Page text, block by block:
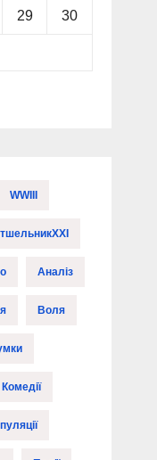
29 30
WWIII
Аналіз
Воля
Комедії